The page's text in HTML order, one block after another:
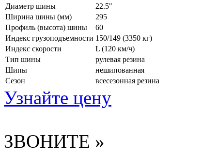
Диаметр шины
22.5"
Ширина шины (мм)
295
Профиль (высота) шины
60
Индекс грузоподъемности 150/149 (3350 кг)
Индекс скорости
L (120 км/ч)
Тип шины
рулевая резина
Шипы
нешипованная
Сезон
всесезонная резина
Узнайте цену
ЗВОНИТЕ »